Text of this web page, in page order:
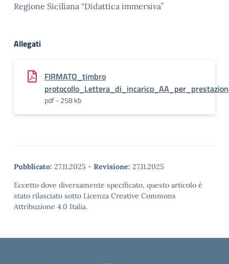
Regione Siciliana “Didattica immersiva”
Allegati
FIRMATO_timbro
pdf - 258 kb
Pubblicato: 27.11.2025 - Revisione: 27.11.2025
Eccetto dove diversamente specificato, questo articolo è
stato rilasciato sotto Licenza Creative Commons
Attribuzione 4.0 Italia.